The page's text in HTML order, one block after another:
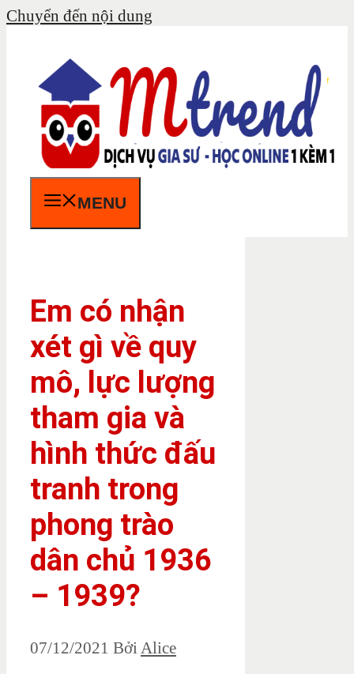
Chuyển đến nội dung
MENU
Em có nhận
xét gì về quy
mô, lực lượng
tham gia và
hình thức đấu
tranh trong
phong trào
dân chủ 1936
– 1939?
07/12/2021 BởiAlice